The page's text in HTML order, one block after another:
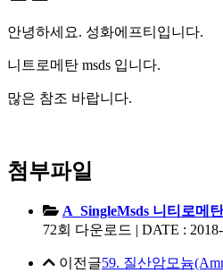
안녕하세요. 성화에프티입니다.
니트로메탄 msds 입니다.
많은 참조 바랍니다.
첨부파일
A_SingleMsds 니티로메
72회 다운로드 | DATE :
이전글59. 질산암모늄